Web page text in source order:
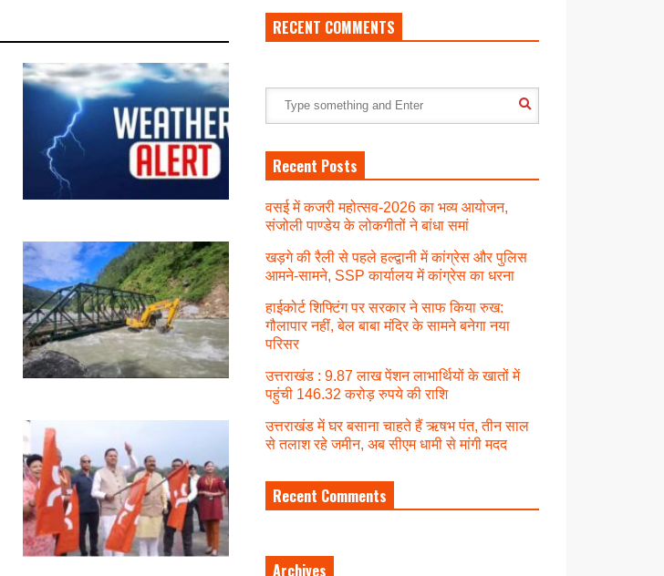
RECENT COMMENTS
Recent Posts
वसई में कजरी महोत्सव-2026 का भव्य आयोजन,
संजोली पाण्डेय के लोकगीतों ने बांधा समां
खड़गे की रैली से पहले हल्द्वानी में कांग्रेस और पुलिस
आमने-सामने, SSP कार्यालय में कांग्रेस का धरना
हाईकोर्ट शिफ्टिंग पर सरकार ने साफ किया रुख:
गौलापार नहीं, बेल बाबा मंदिर के सामने बनेगा नया
परिसर
उत्तराखंड : 9.87 लाख पेंशन लाभार्थियों के खातों में
पहुंची 146.32 करोड़ रुपये की राशि
उत्तराखंड में घर बसाना चाहते हैं ऋषभ पंत, तीन साल
से तलाश रहे जमीन, अब सीएम धामी से मांगी मदद
Recent Comments
Archives